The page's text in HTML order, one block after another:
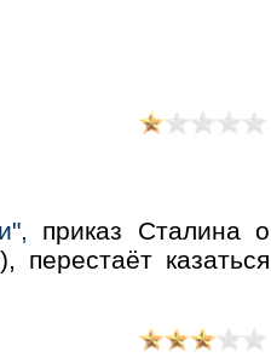
приказ Сталина о
перестаёт казаться